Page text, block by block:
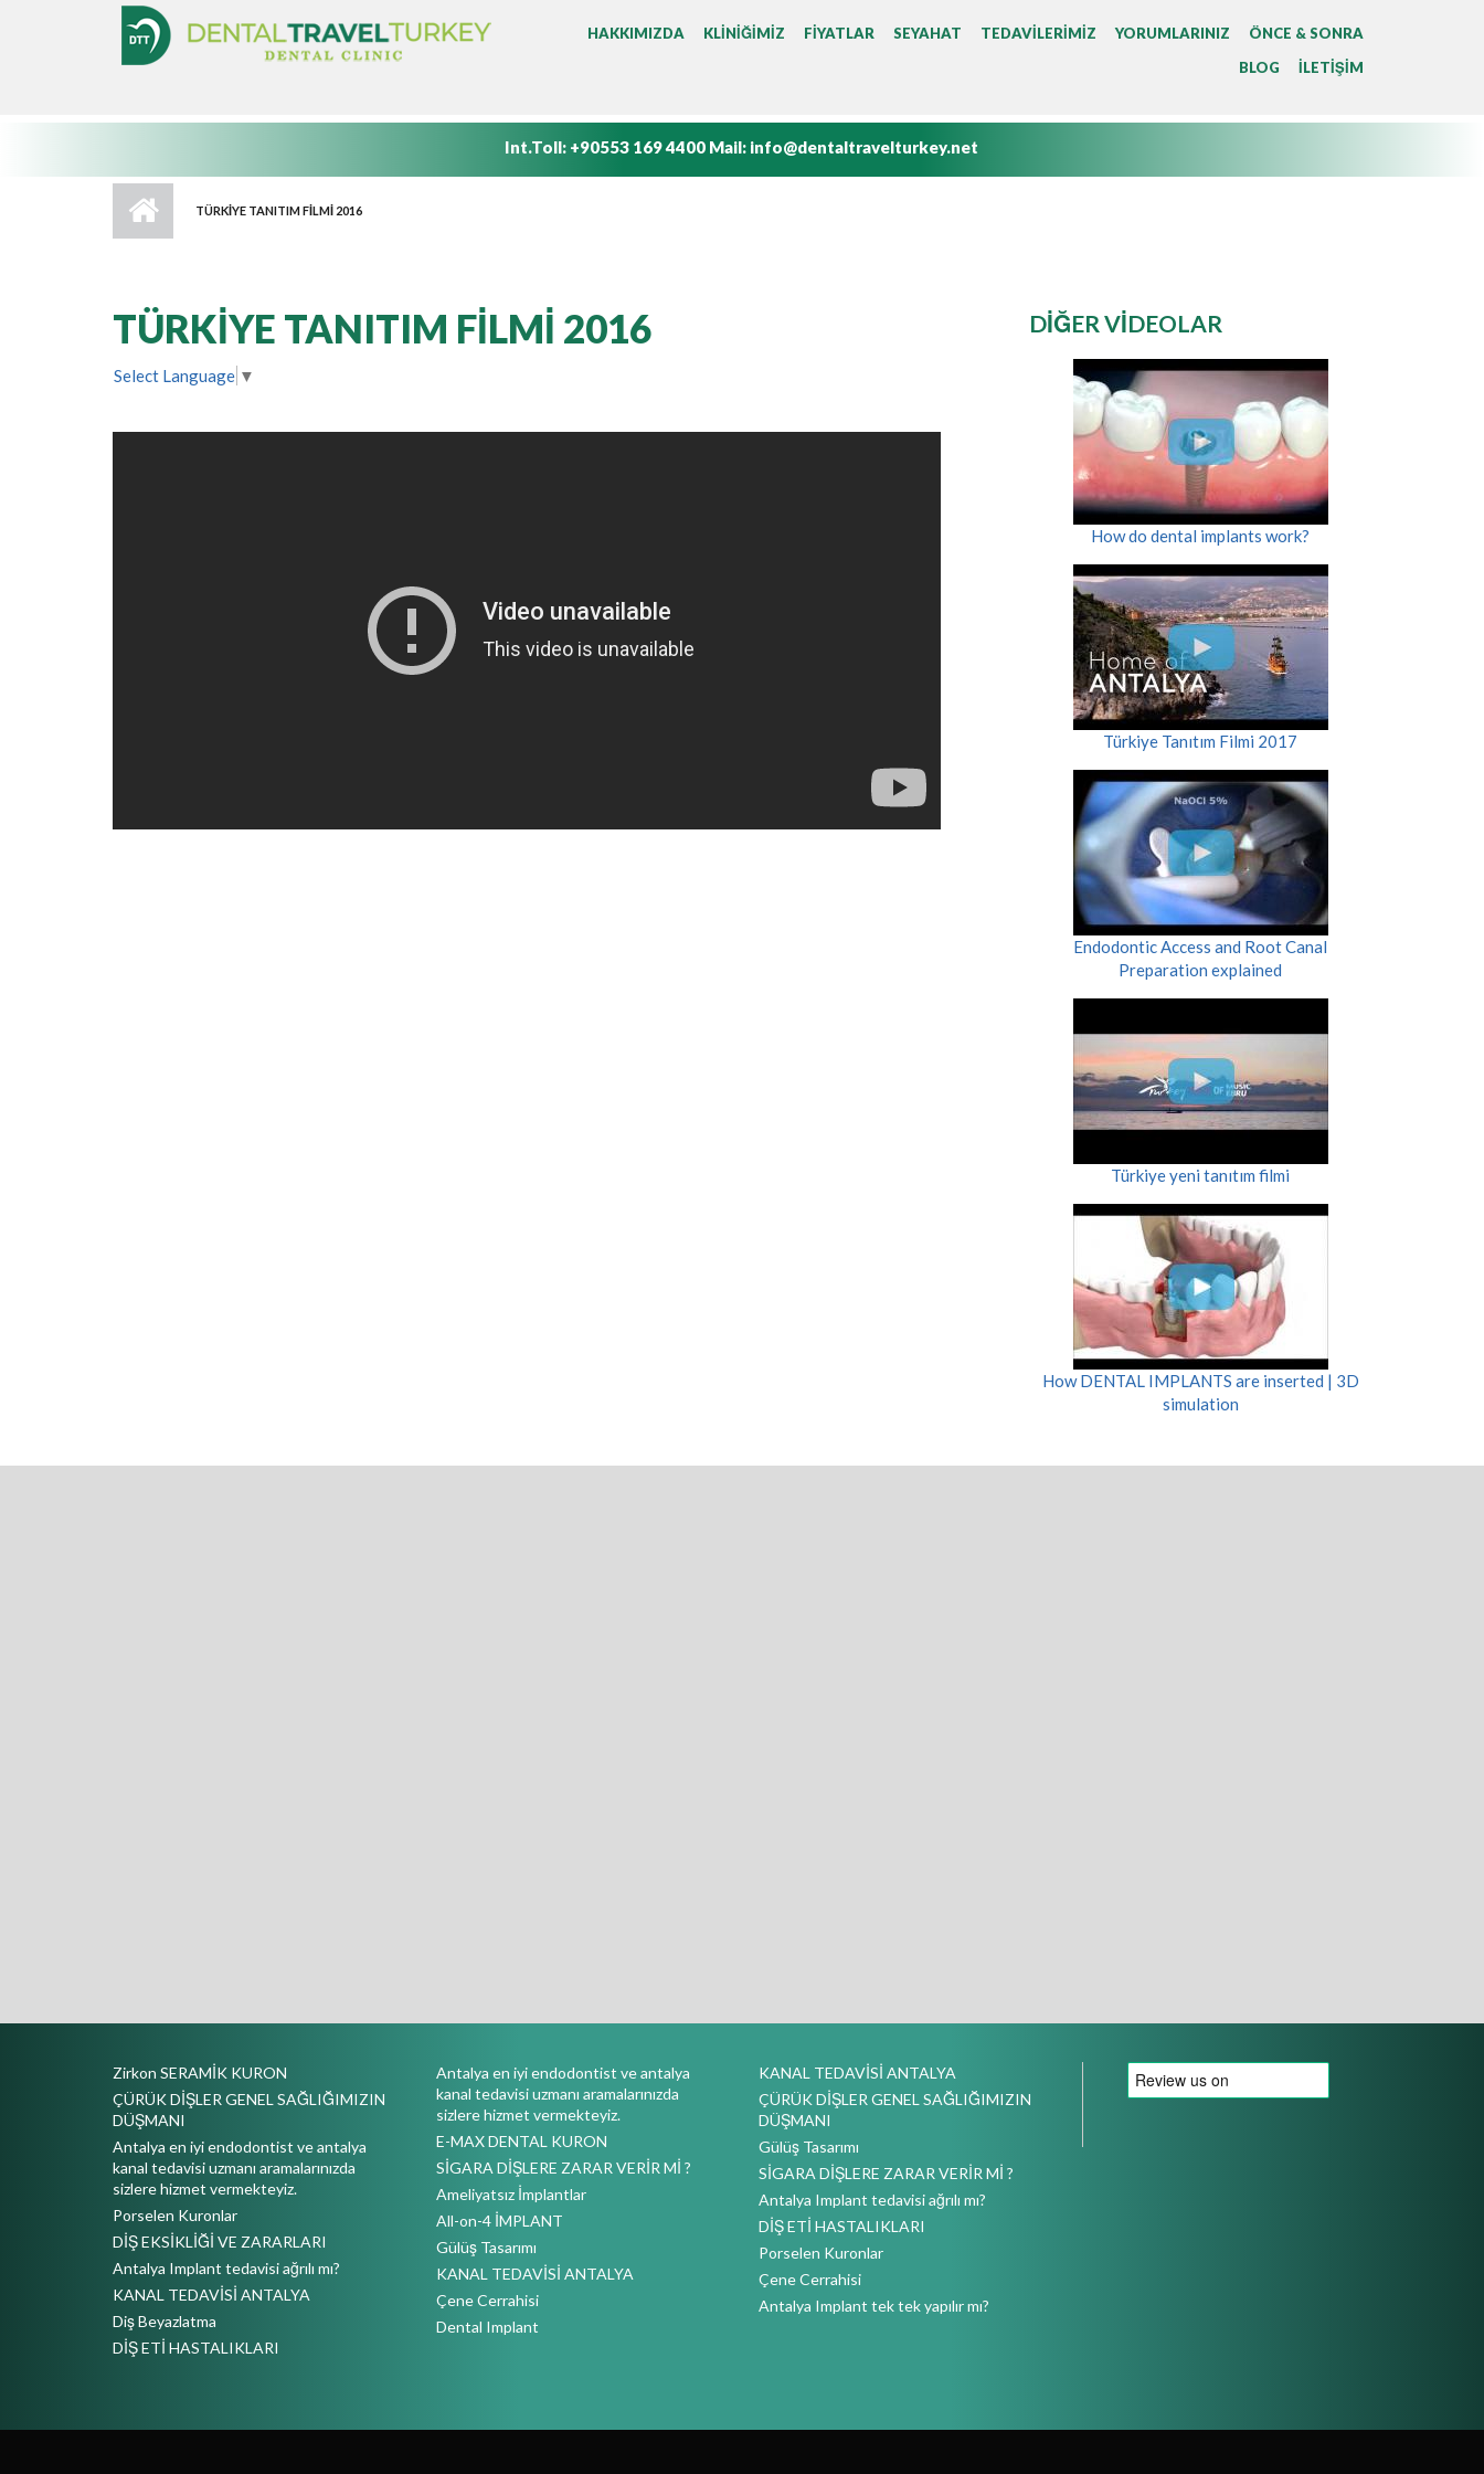
ANA MENÜ
HAKKIMIZDA KLINIĞIMIZ FIYATLAR SEYAHAT TEDAVILERIMIZ YORUMLARINIZ
ÖNCE & SONRA
BLOG
İLETIŞIM
Int.Toll: +90553 169 4400 Mail: info@dentaltravelturkey.net
TÜRKİYE TANITIM FİLMİ 2016
TÜRKİYE TANITIM FİLMİ 2016
Select Language ▼
DIĞER VIDEOLAR
How do dental implants work?
Türkiye Tanıtım Filmi 2017
Endodontic Access and Root Canal
Preparation explained
Türkiye yeni tanıtım filmi
How DENTAL IMPLANTS are inserted | 3D
simulation
Zirkon SERAMİK KURON
ÇÜRÜK DİŞLER GENEL SAĞLIĞIMIZIN
DÜŞMANI
Antalya en iyi endodontist ve antalya
kanal tedavisi uzmanı aramalarınızda
sizlere hizmet vermekteyiz.
Porselen Kuronlar
DİŞ EKSİKLİĞİ VE ZARARLARI
Antalya Implant tedavisi ağrılı mı?
KANAL TEDAVİSİ ANTALYA
Diş Beyazlatma
DİŞ ETİ HASTALIKLARI
Antalya en iyi endodontist ve antalya
kanal tedavisi uzmanı aramalarınızda
sizlere hizmet vermekteyiz.
E-MAX DENTAL KURON
SİGARA DİŞLERE ZARAR VERİR Mİ ?
Ameliyatsız İmplantlar
All-on-4 İMPLANT
Gülüş Tasarımı
KANAL TEDAVİSİ ANTALYA
Çene Cerrahisi
Dental Implant
KANAL TEDAVİSİ ANTALYA
ÇÜRÜK DİŞLER GENEL SAĞLIĞIMIZIN
DÜŞMANI
Gülüş Tasarımı
SİGARA DİŞLERE ZARAR VERİR Mİ ?
Antalya Implant tedavisi ağrılı mı?
DİŞ ETİ HASTALIKLARI
Porselen Kuronlar
Çene Cerrahisi
Antalya Implant tek tek yapılır mı?